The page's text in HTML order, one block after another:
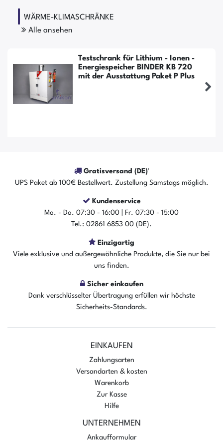
WÄRME-KLIMASCHRÄNKE
Alle ansehen
Testschrank für Lithium - Ionen -
Energiespeicher BINDER KB 720
mit der Ausstattung Paket P Plus
Der Artikel ist sofort verfügbar
In den Warenkorb
Gratisversand (DE)¹
UPS Paket ab 100€ Bestellwert. Zustellung Samstags möglich.
Kundenservice
Mo. - Do. 07:30 - 16:00 | Fr. 07:30 - 15:00
Tel.: 02861 6853 00 (DE).
Einzigartig
Viele exklusive und außergewöhnliche Produkte, die Sie nur bei
uns finden.
Sicher einkaufen
Dank verschlüsselter Übertragung erfüllen wir höchste
Sicherheits-Standards.
EINKAUFEN
Zahlungsarten
Versandarten & kosten
Warenkorb
Zur Kasse
Hilfe
UNTERNEHMEN
Ankaufformular